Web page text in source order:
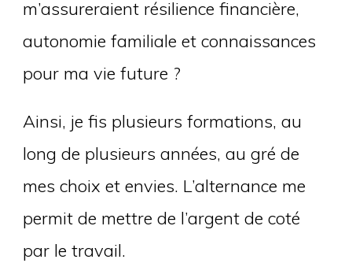
m’assureraient résilience financière,
autonomie familiale et connaissances
pour ma vie future ?
Ainsi, je fis plusieurs formations, au
long de plusieurs années, au gré de
mes choix et envies. L’alternance me
permit de mettre de l’argent de coté
par le travail.